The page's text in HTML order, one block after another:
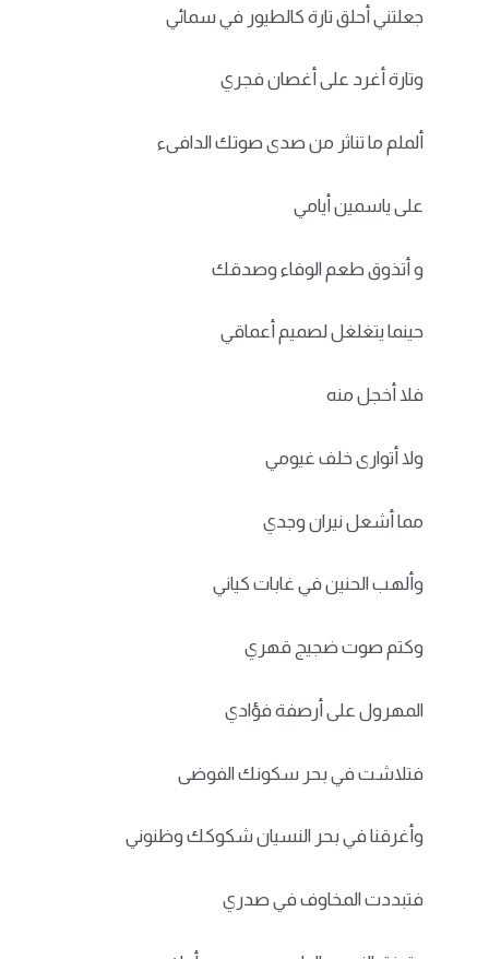
جعلتني أحلق تارة كالطيور في سمائي
وتارة أغرد على أغصان فجري
ألملم ما تناثر من صدى صوتك الدافىء
على ياسمين أيامي
و أتذوق طعم الوفاء وصدقك
حينما يتغلغل لصميم أعماقي
فلا أخجل منه
ولا أتوارى خلف غيومي
مما أشعل نيران وجدي
وألهب الحنين في غابات كياني
وكتم صوت ضجيج قهري
المهرول على أرصفة فؤادي
فتلاشت في بحر سكونك الفوضى
وأغرقنا في بحر النسيان شكوكك وظنوني
فتبددت المخاوف في صدري